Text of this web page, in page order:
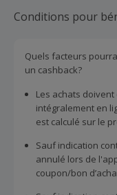
Conditions pour
Quels facteurs
un cashback?
Les achats
intégralement en
est calculé sur le
Sauf indication
annulé lors de
coupon/bon